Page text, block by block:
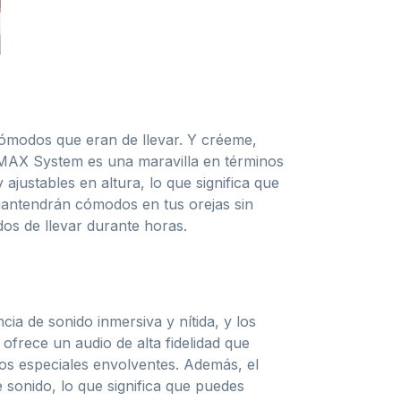
que eran de llevar. Y créeme,
System es una maravilla en términos
en altura, lo que significa que
cómodos en tus orejas sin
de llevar durante horas.
de sonido inmersiva y nítida, y los
un audio de alta fidelidad que
especiales envolventes. Además, el
lo que significa que puedes